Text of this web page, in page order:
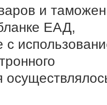
и
ЕАД,
с